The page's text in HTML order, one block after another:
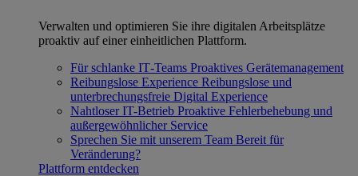
Verwalten und optimieren Sie ihre digitalen Arbeitsplätze
proaktiv auf einer einheitlichen Plattform.
Für schlanke IT‐Teams Proaktives Gerätemanagement
Reibungslose Experience Reibungslose und
unterbrechungsfreie Digital Experience
Nahtloser IT-Betrieb Proaktive Fehlerbehebung und
außergewöhnlicher Service
Sprechen Sie mit unserem Team Bereit für
Veränderung?
Plattform entdecken